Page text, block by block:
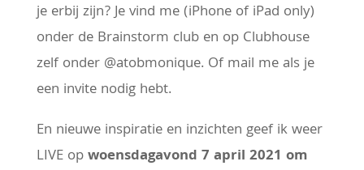
je erbij zijn? Je vind me (iPhone of iPad only)
onder de Brainstorm club en op Clubhouse
zelf onder @atobmonique. Of mail me als je
een invite nodig hebt.
En nieuwe inspiratie en inzichten geef ik weer
LIVE opwoensdagavond 7 april 2021 om